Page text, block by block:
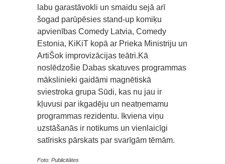
labu garastāvokli un smaidu sejā arī
šogad parūpēsies stand-up komiķu
apvienības Comedy Latvia, Comedy
Estonia, KiKiT kopā ar Prieka Ministriju un
ArtiŠok improvizācijas teātri.Kā
noslēdzošie Dabas skatuves programmas
mākslinieki gaidāmi magnētiskā
sviestroka grupa Sūdi, kas nu jau ir
kļuvusi par ikgadēju un neatņemamu
programmas rezidentu. Ikviena viņu
uzstāšanās ir notikums un vienlaicīgi
satīrisks pārskats par svarīgām tēmām.
Foto: Publicitātes